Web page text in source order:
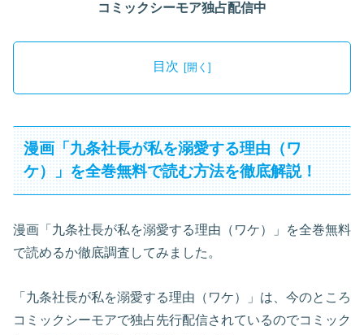
コミックシーモア独占配信中
目次
漫画「九条社長が私を溺愛する理由（ワ
ケ）」を全巻無料で読む方法を徹底解説！
漫画「九条社長が私を溺愛する理由（ワケ）」を全巻無料
で読めるか徹底調査してみました。
「九条社長が私を溺愛する理由（ワケ）」は、今のところ
コミックシーモアで独占先行配信されているのでコミック